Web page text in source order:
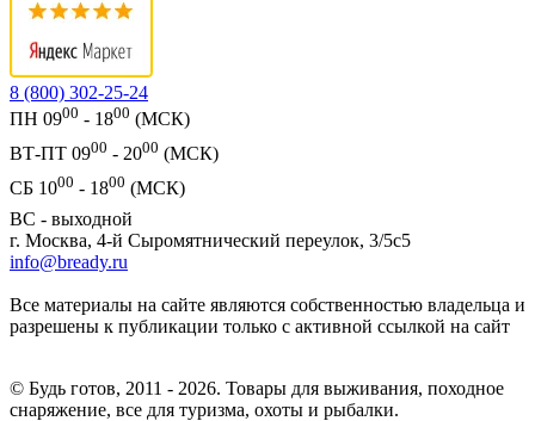
8 (800) 302-25-24
ПН 0900 - 1800 (МСК)
ВТ-ПТ 0900 - 2000 (МСК)
СБ 1000 - 1800 (МСК)
ВС - выходной
г. Москва, 4-й Сыромятнический переулок, 3/5с5
info@bready.ru
Все материалы на сайте являются собственностью владельца и
разрешены к публикации только с активной ссылкой на сайт
© Будь готов, 2011 - 2026. Товары для выживания, походное
снаряжение, все для туризма, охоты и рыбалки.